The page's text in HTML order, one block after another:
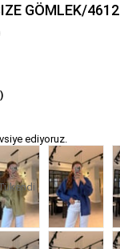
GÖMLEK/4612
ediyoruz.